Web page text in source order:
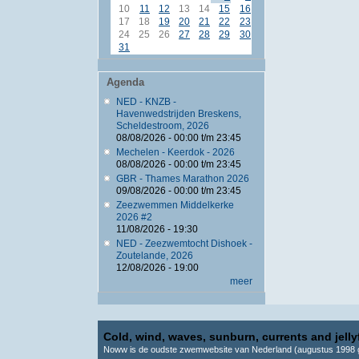
10
11 12 13 14 15
16
17
18 19 20 21 22
23
24
25 26 27 28 29
30
31
Agenda
NED - KNZB -
Havenwedstrijden Breskens,
Scheldestroom, 2026
08/08/2026 - 00:00t/m 23:45
Mechelen - Keerdok - 2026
08/08/2026 - 00:00t/m 23:45
GBR - Thames Marathon 2026
09/08/2026 - 00:00t/m 23:45
Zeezwemmen Middelkerke
2026 #2
11/08/2026 - 19:30
NED - Zeezwemtocht Dishoek -
Zoutelande, 2026
12/08/2026 - 19:00
meer
Cold, wind, waves, sunburn, currents and
Noww is de oudste zwemwebsite van Nederland (augustus 1998